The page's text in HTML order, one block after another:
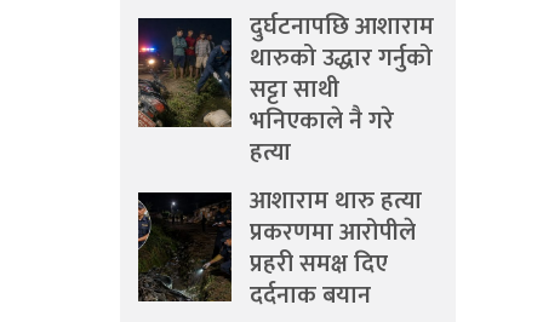
दुर्घटनापछि आशाराम
थारुको उद्धार गर्नुको
सट्टा साथी
भनिएकाले नै गरे
हत्या
आशाराम थारु हत्या
प्रकरणमा आरोपीले
प्रहरी समक्ष दिए
दर्दनाक बयान